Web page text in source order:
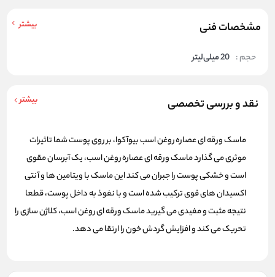
مشخصات فنی بیشتر
حجم : 20 میلی‌لیتر
نقد و بررسی تخصصی بیشتر
ماسک ورقه ای عصاره روغن اسب بیوآکوا، بر روی پوست شما تاثیرات
موثری می گذارد ماسک ورقه ای عصاره روغن اسب، یک آبرسان مقوی
است و خشکی پوست را جبران می کند این ماسک با ویتامین ها و آنتی
اکسیدان های قوی ترکیب شده است و با نفوذ به داخل پوست، قطعا
نتیجه مثبت و مفیدی می گیرید ماسک ورقه ای روغن اسب، کلاژن سازی را
تحریک می کند و افزایش گردش خون را ارتقا می دهد.